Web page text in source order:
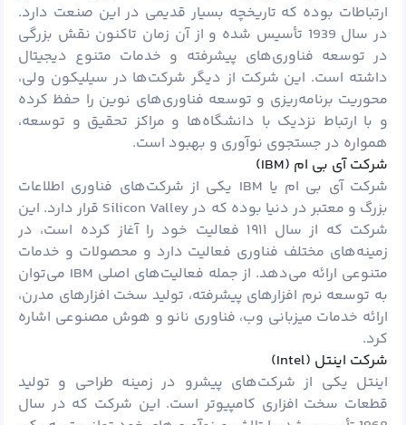
ارتباطات بوده که تاریخچه‌ بسیار قدیمی در این صنعت دارد.
در سال 1939 تأسیس شده و از آن زمان تاکنون نقش بزرگی
در توسعه فناوری‌های پیشرفته و خدمات متنوع دیجیتال
داشته است. این شرکت از دیگر شرکت‌ها در سیلیکون ولی،
محوریت برنامه‌ریزی و توسعه فناوری‌های نوین را حفظ کرده
و با ارتباط نزدیک با دانشگاه‌ها و مراکز تحقیق و توسعه،
همواره در جستجوی نوآوری و بهبود است.
شرکت آی بی ام (IBM)
شرکت آی بی ام یا IBM یکی از شرکت‌های فناوری اطلاعات
بزرگ و معتبر در دنیا بوده که در Silicon Valley قرار دارد. این
شرکت که از سال ۱۹۱۱ فعالیت خود را آغاز کرده است، در
زمینه‌های مختلف فناوری فعالیت دارد و محصولات و خدمات
متنوعی ارائه می‌دهد. از جمله فعالیت‌های اصلی IBM می‌توان
به توسعه نرم افزارهای پیشرفته، تولید سخت افزارهای مدرن،
ارائه خدمات میزبانی وب، فناوری نانو و هوش مصنوعی اشاره
کرد.
شرکت اینتل (Intel)
اینتل یکی از شرکت‌های پیشرو در زمینه طراحی و تولید
قطعات سخت افزاری کامپیوتر است. این شرکت که در سال